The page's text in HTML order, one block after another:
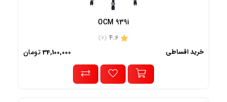
OCM 939i
(7)
خرید اقساطی 34,100,000تومان